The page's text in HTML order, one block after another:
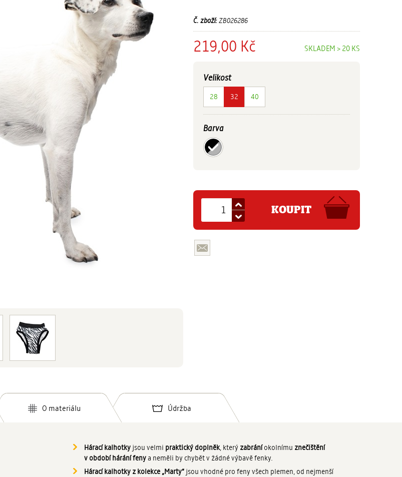
Č. zboží:ZB026286
219,00 Kč SKLADEM > 20 KS
Velikost
28 32 40
Barva
KOUPIT
O materiálu Údržba
Hárací kalhotky jsou velmi praktický doplněk, který zabráníokolnímu znečištění
v období hárání fenya neměli by chybět v žádné výbavě fenky.
Hárací kalhotky z kolekce „Marty“ jsou vhodné pro feny všech plemen, od nejmenší